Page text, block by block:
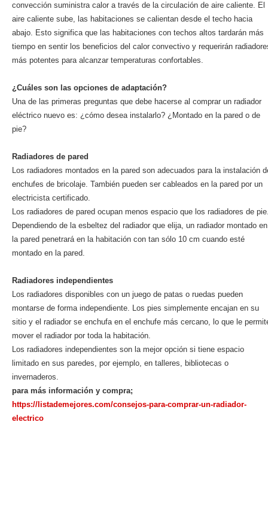
convección suministra calor a través de la circulación de aire caliente. El
aire caliente sube, las habitaciones se calientan desde el techo hacia
abajo. Esto significa que las habitaciones con techos altos tardarán más
tiempo en sentir los beneficios del calor convectivo y requerirán
más potentes para alcanzar temperaturas confortables.
¿Cuáles son las opciones de adaptación?
Una de las primeras preguntas que debe hacerse al comprar un radiador
eléctrico nuevo es: ¿cómo desea instalarlo? ¿Montado en la pared o de
pie?
Radiadores de pared
Los radiadores montados en la pared son adecuados para la instalación
enchufes de bricolaje. También pueden ser cableados en la pared por un
electricista certificado.
Los radiadores de pared ocupan menos espacio que los radiadores de
Dependiendo de la esbeltez del radiador que elija, un radiador montado en
la pared penetrará en la habitación con tan sólo 10 cm cuando esté
montado en la pared.
Radiadores independientes
Los radiadores disponibles con un juego de patas o ruedas pueden
montarse de forma independiente. Los pies simplemente encajan en su
sitio y el radiador se enchufa en el enchufe más cercano, lo que le
mover el radiador por toda la habitación.
Los radiadores independientes son la mejor opción si tiene espacio
limitado en sus paredes, por ejemplo, en talleres, bibliotecas o
invernaderos.
para más información y compra;
https://listademejores.com/consejos-para-comprar-un-radiador-
electrico